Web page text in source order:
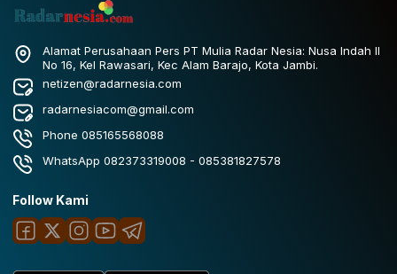
Alamat Perusahaan Pers PT Mulia Radar Nesia: Nusa Indah II
No 16, Kel Rawasari, Kec Alam Barajo, Kota Jambi.
netizen@radarnesia.com
radarnesiacom@gmail.com
Phone 085165568088
WhatsApp 082373319008 - 085381827578
Follow Kami